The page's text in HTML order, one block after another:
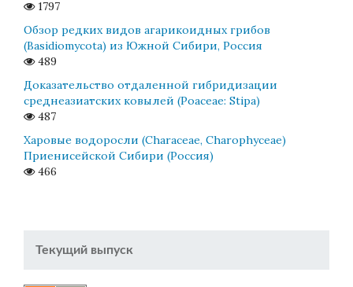
1797
Обзор редких видов агарикоидных грибов
(Basidiomycota) из Южной Сибири, Россия
489
Доказательство отдаленной гибридизации
среднеазиатских ковылей (Poaceae: Stipa)
487
Харовые водоросли (Characeae, Charophyceae)
Приенисейской Сибири (Россия)
466
Текущий выпуск